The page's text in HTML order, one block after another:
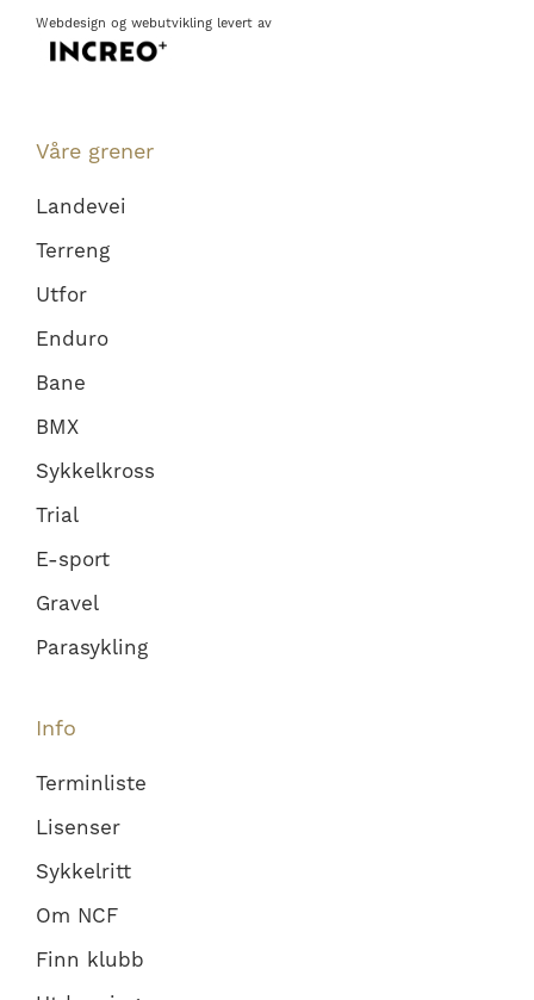
Webdesign og webutvikling levert av
Våre grener
Landevei
Terreng
Utfor
Enduro
Bane
BMX
Sykkelkross
Trial
E-sport
Gravel
Parasykling
Info
Terminliste
Lisenser
Sykkelritt
Om NCF
Finn klubb